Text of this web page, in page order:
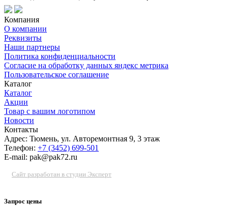
Компания
О компании
Реквизиты
Наши партнеры
Политика конфиденциальности
Согласие на обработку данных яндекс метрика
Пользовательское соглашение
Каталог
Каталог
Акции
Товар с вашим логотипом
Новости
Контакты
Адрес: Тюмень, ул. Авторемонтная 9, 3 этаж
Телефон: +7 (3452) 699-501
E-mail: pak@pak72.ru
Сайт разработан в студии Эксперт
Запрос цены